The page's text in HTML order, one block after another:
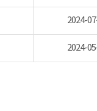
2024-
2024-